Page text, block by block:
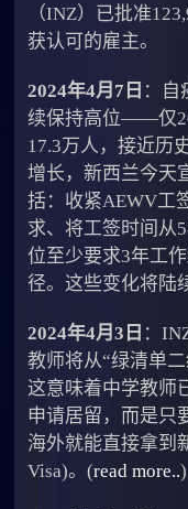
（INZ）已批准
获认可的雇主。
2024年4月7日 ：自
续保持高位——仅
17.3万人，接近历
增长，新西兰今天
括：收紧AEWV工
求、将工签时间从
位至少要求3年工
径。这些变化将陆
2024年4月3日 ：
教师将从“绿清单
这意味着中学教师
申请居留，而是只
海外就能直接拿到
Visa)。(read more..)